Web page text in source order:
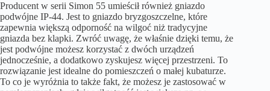
Producent w serii Simon 55 umieścił również gniazdo
podwójne IP-44. Jest to gniazdo bryzgoszczelne, które
zapewnia większą odporność na wilgoć niż tradycyjne
gniazda bez klapki. Zwróć uwagę, że właśnie dzięki temu, że
jest podwójne możesz korzystać z dwóch urządzeń
jednocześnie, a dodatkowo zyskujesz więcej przestrzeni. To
rozwiązanie jest idealne do pomieszczeń o małej kubaturze.
To co je wyróżnia to także fakt, że możesz je zastosować w